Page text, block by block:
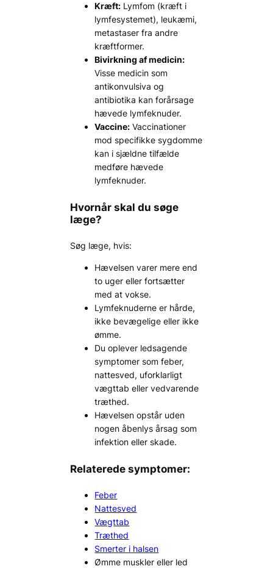
Kræft: Lymfom (kræft i
lymfesystemet), leukæmi,
metastaser fra andre
kræftformer.
Bivirkning af medicin:
Visse medicin som
antikonvulsiva og
antibiotika kan forårsage
hævede lymfeknuder.
Vaccine: Vaccinationer
mod specifikke sygdomme
kan i sjældne tilfælde
medføre hævede
lymfeknuder.
Hvornår skal du søge
læge?
Søg læge, hvis:
Hævelsen varer mere end
to uger eller fortsætter
med at vokse.
Lymfeknuderne er hårde,
ikke bevægelige eller ikke
ømme.
Du oplever ledsagende
symptomer som feber,
nattesved, uforklarligt
vægttab eller vedvarende
træthed.
Hævelsen opstår uden
nogen åbenlys årsag som
infektion eller skade.
Relaterede symptomer:
Feber
Nattesved
Vægttab
Træthed
Smerter i halsen
Ømme muskler eller led